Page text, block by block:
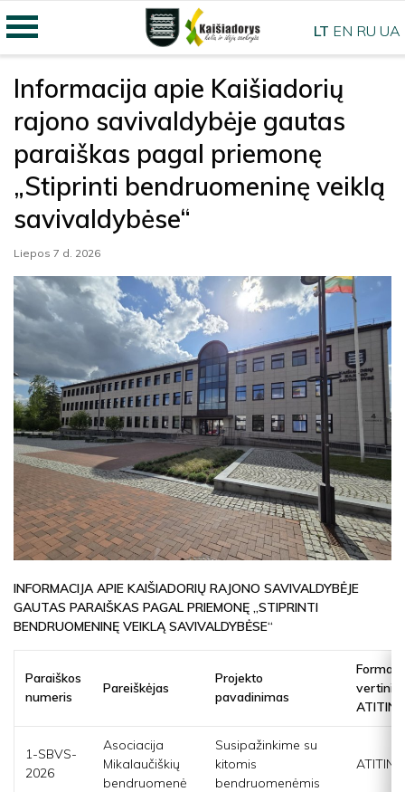
Informacija apie Kaišiadorių
rajono savivaldybėje gautas
paraiškas pagal priemonę
„Stiprinti bendruomeninę veiklą
savivaldybėse“
Liepos 7 d. 2026
INFORMACIJA APIE KAIŠIADORIŲ RAJONO SAVIVALDYBĖJE
GAUTAS PARAIŠKAS PAGAL PRIEMONĘ „STIPRINTI
BENDRUOMENINĘ VEIKLĄ SAVIVALDYBĖSE“
Paraiškos
numeris
Pareiškėjas
Projekto
pavadinimas
1-SBVS-
2026
Asociacija
Mikalaučiškių
bendruomenė
Susipažinkime su
kitomis
bendruomenėmis
LT EN RU UA